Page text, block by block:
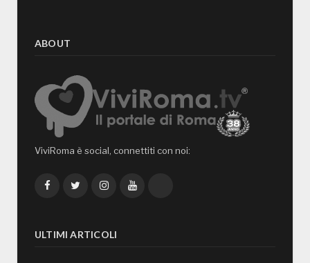
ABOUT
ViviRoma è social, connettiti con noi:
FacebookTwitterInstagramYouTube
ULTIMI ARTICOLI